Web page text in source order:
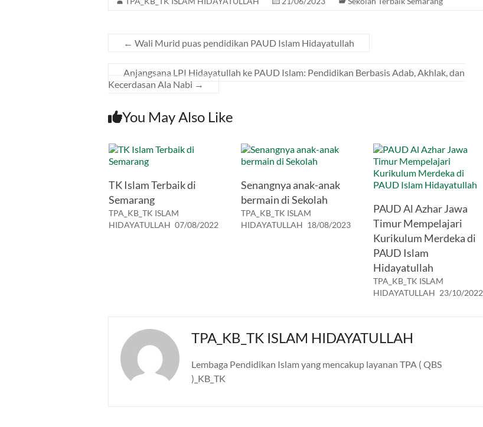
← Wali Murid puas pendidikan PAUD Islam Hidayatullah
Anjangsana LPI Hidayatullah ke PAUD Islam: Pendidikan Berbasis Adab, Akhlak, dan
Kecerdasan Ala Nabi →
You May Also Like
TK Islam Terbaik di
Semarang
TPA_KB_TK ISLAM
HIDAYATULLAH 07/08/2022
Senangnya anak-anak
bermain di Sekolah
TPA_KB_TK ISLAM
HIDAYATULLAH 18/08/2023
PAUD Al Azhar Jawa
Timur Mempelajari
Kurikulum Merdeka di
PAUD Islam
Hidayatullah
TPA_KB_TK ISLAM
HIDAYATULLAH 23/10/2022
TPA_KB_TK ISLAM HIDAYATULLAH
Lembaga Pendidikan Islam yang mencakup layanan TPA ( QBS
)_KB_TK